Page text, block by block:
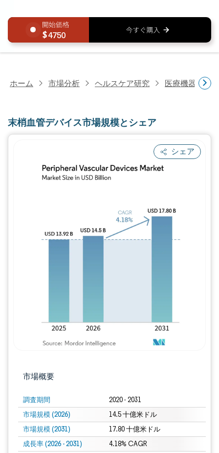
4750
ホーム 市場分析 ヘルスケア研究 医療機器研究
末梢血管デバイス市場規模とシェア
シェア
市場概要
調査期間 2020 - 2031
市場規模 (2026) 14.5 十億米ドル
市場規模 (2031) 17.80 十億米ドル
成長率 (2026 - 2031) 4.18% CAGR